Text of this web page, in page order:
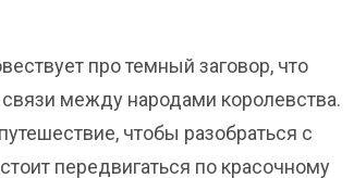
про темный заговор, что
между народами королевства.
чтобы разобраться с
передвигаться по красочному